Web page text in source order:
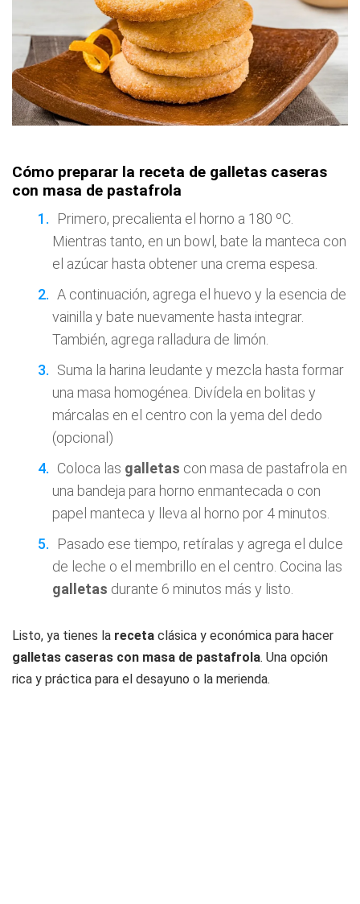
Cómo preparar la receta de galletas caseras
con masa de pastafrola
Primero, precalienta el horno a 180 ºC.
Mientras tanto, en un bowl, bate la manteca con
el azúcar hasta obtener una crema espesa.
A continuación, agrega el huevo y la esencia de
vainilla y bate nuevamente hasta integrar.
También, agrega ralladura de limón.
Suma la harina leudante y mezcla hasta formar
una masa homogénea. Divídela en bolitas y
márcalas en el centro con la yema del dedo
(opcional)
Coloca las galletas con masa de pastafrola en
una bandeja para horno enmantecada o con
papel manteca y lleva al horno por 4 minutos.
Pasado ese tiempo, retíralas y agrega el dulce
de leche o el membrillo en el centro. Cocina las
galletas durante 6 minutos más y listo.
Listo, ya tienes la receta clásica y económica para hacer
galletas caseras con masa de pastafrola. Una opción
rica y práctica para el desayuno o la merienda.